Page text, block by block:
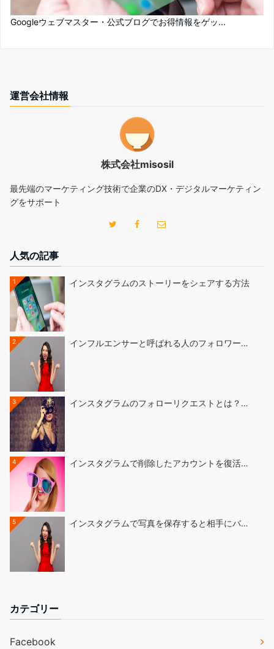
Googleウェブマスター・公式ブログでお得情報をゲッ...
運営会社情報
株式会社misosil
最先端のマーケティング技術で企業のDX・デジタルマーケティン
グをサポート
人気の記事
1 インスタグラムのストーリーをシェアする方法
2 インフルエンサーと呼ばれる人のフォロワー…
3 インスタグラムのフォローリクエストとは？…
4 インスタグラムで削除したアカウントを復活…
5 インスタグラムで写真を保存すると相手にバ…
カテゴリー
Facebook